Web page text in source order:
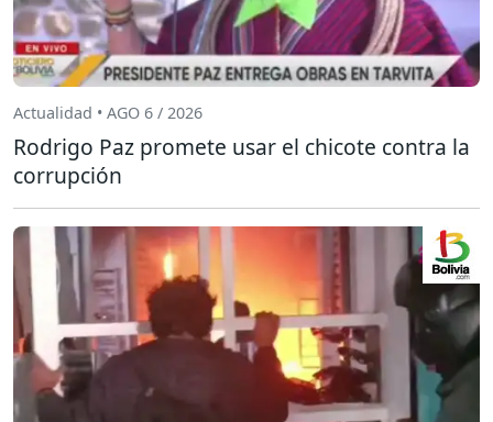
Actualidad • AGO 6 / 2026
Rodrigo Paz promete usar el chicote contra la
corrupción